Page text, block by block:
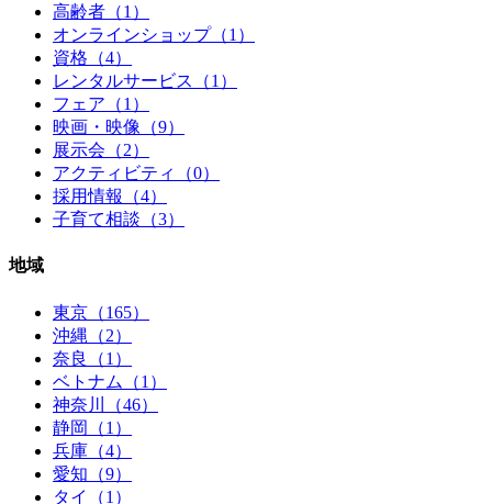
高齢者（1）
オンラインショップ（1）
資格（4）
レンタルサービス（1）
フェア（1）
映画・映像（9）
展示会（2）
アクティビティ（0）
採用情報（4）
子育て相談（3）
地域
東京（165）
沖縄（2）
奈良（1）
ベトナム（1）
神奈川（46）
静岡（1）
兵庫（4）
愛知（9）
タイ（1）